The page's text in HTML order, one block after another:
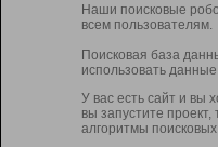
Наши поисковые
всем пользователям.
Поисковая база
использовать
У вас есть сайт и вы
вы запустите
алгоритмы